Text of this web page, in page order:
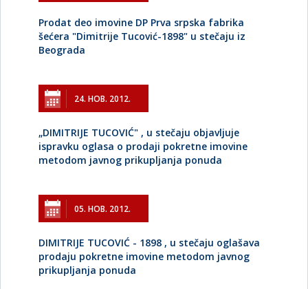
Prodat deo imovine DP Prva srpska fabrika
šećera "Dimitrije Tucović-1898" u stečaju iz
Beograda
24. НОВ. 2012.
„DIMITRIJE TUCOVIĆ" , u stečaju objavljuje
ispravku oglasa o prodaji pokretne imovine
metodom javnog prikupljanja ponuda
05. НОВ. 2012.
DIMITRIJE TUCOVIĆ - 1898 , u stečaju oglašava
prodaju pokretne imovine metodom javnog
prikupljanja ponuda